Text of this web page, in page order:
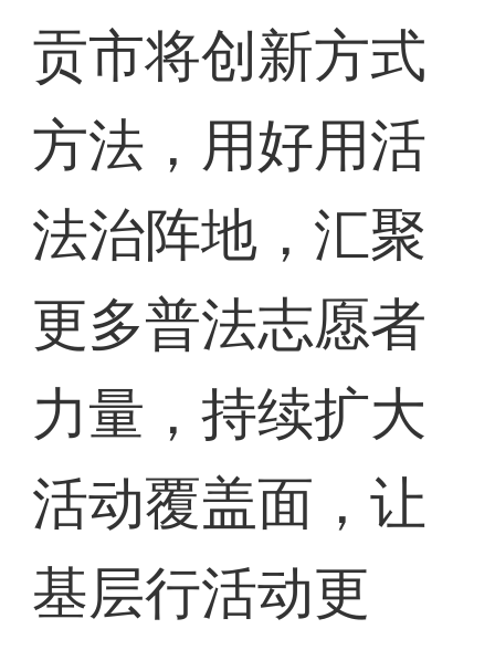
贡市将创新方式
方法，用好用活
法治阵地，汇聚
更多普法志愿者
力量，持续扩大
活动覆盖面，让
基层行活动更